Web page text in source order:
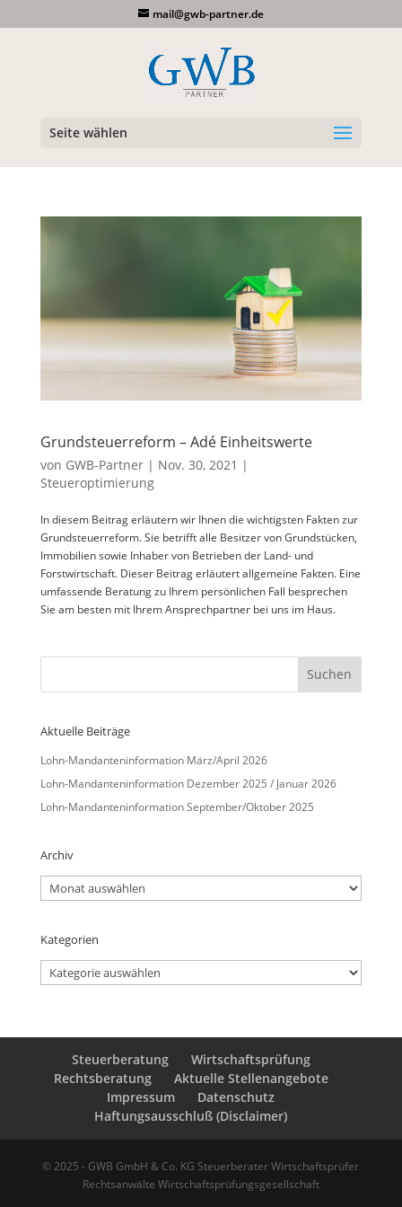
mail@gwb-partner.de
Seite wählen
Grundsteuerreform – Adé Einheitswerte
von GWB-Partner| Nov. 30, 2021 |
Steueroptimierung
In diesem Beitrag erläutern wir Ihnen die wichtigsten Fakten zur
Grundsteuerreform. Sie betrifft alle Besitzer von Grundstücken,
Immobilien sowie Inhaber von Betrieben der Land- und
Forstwirtschaft. Dieser Beitrag erläutert allgemeine Fakten. Eine
umfassende Beratung zu Ihrem persönlichen Fall besprechen
Sie am besten mit Ihrem Ansprechpartner bei uns im Haus.
Aktuelle Beiträge
Lohn-Mandanteninformation März/April 2026
Lohn-Mandanteninformation Dezember 2025 / Januar 2026
Lohn-Mandanteninformation September/Oktober 2025
Archiv
Archiv
Kategorien
Kategorien
Steuerberatung
Wirtschaftsprüfung
Rechtsberatung
Aktuelle Stellenangebote
Impressum
Datenschutz
Haftungsausschluß (Disclaimer)
© 2025 - GWB GmbH & Co. KG Steuerberater Wirtschaftsprüfer
Rechtsanwälte Wirtschaftsprüfungsgesellschaft